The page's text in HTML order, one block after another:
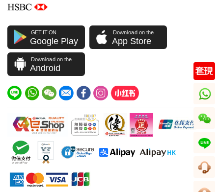
GET IT ON
Google Play
Download on the
App Store
Download on the
Android
whatsapp